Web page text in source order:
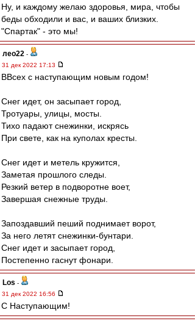
Ну, и каждому желаю здоровья, мира, чтобы
беды обходили и вас, и ваших близких.
"Спартак" - это мы!
лео22 -
31 дек 2022 17:13
ВВсех с наступающим новым годом!
Снег идет, он засыпает город,
Тротуары, улицы, мосты.
Тихо падают снежинки, искрясь
При свете, как на куполах кресты.
Снег идет и метель кружится,
Заметая прошлого следы.
Резкий ветер в подворотне воет,
Завершая снежные труды.
Запоздавший пеший поднимает ворот,
За него летят снежинки-бунтари.
Снег идет и засыпает город,
Постепенно гаснут фонари.
Los -
31 дек 2022 16:56
С Наступающим!